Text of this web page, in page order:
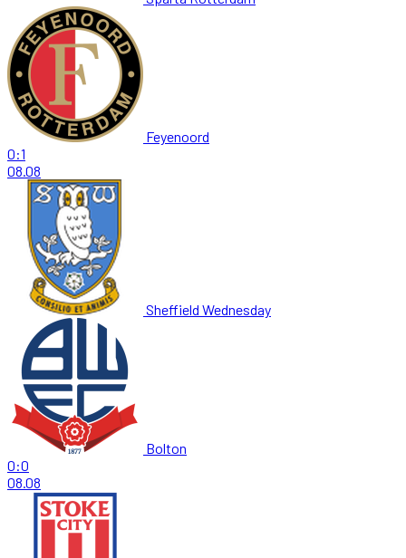
Feyenoord
0:1
08.08
Sheffield Wednesday
Bolton
0:0
08.08